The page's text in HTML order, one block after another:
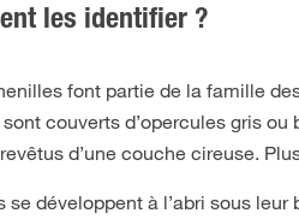
les identifier ?
font partie de la famille
couverts d’opercules gris
d’une couche cireuse.
se développent à l’abri sous